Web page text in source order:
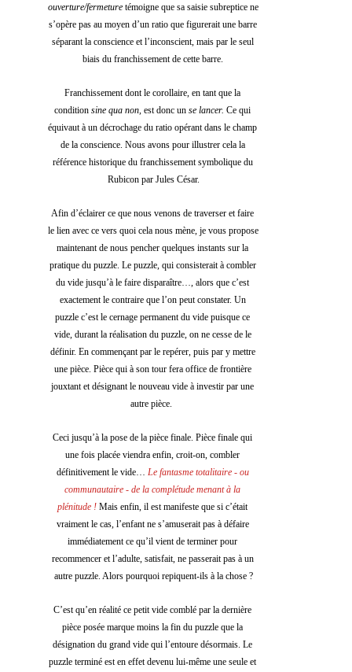
ouverture/fermeture témoigne que sa saisie subreptice ne
s’opère pas au moyen d’un ratio que figurerait une barre
séparant la conscience et l’inconscient, mais par le seul
biais du franchissement de cette barre.
Franchissement dont le corollaire, en tant que la
condition sine qua non, est donc un se lancer. Ce qui
équivaut à un décrochage du ratio opérant dans le champ
de la conscience. Nous avons pour illustrer cela la
référence historique du franchissement symbolique du
Rubicon par Jules César.
Afin d’éclairer ce que nous venons de traverser et faire
le lien avec ce vers quoi cela nous mène, je vous propose
maintenant de nous pencher quelques instants sur la
pratique du puzzle. Le puzzle, qui consisterait à combler
du vide jusqu’à le faire disparaître…, alors que c’est
exactement le contraire que l’on peut constater. Un
puzzle c’est le cernage permanent du vide puisque ce
vide, durant la réalisation du puzzle, on ne cesse de le
définir. En commençant par le repérer, puis par y mettre
une pièce. Pièce qui à son tour fera office de frontière
jouxtant et désignant le nouveau vide à investir par une
autre pièce.
Ceci jusqu’à la pose de la pièce finale. Pièce finale qui
une fois placée viendra enfin, croit-on, combler
définitivement le vide… Le fantasme totalitaire - ou
communautaire - de la complétude menant à la
plénitude ! Mais enfin, il est manifeste que si c’était
vraiment le cas, l’enfant ne s’amuserait pas à défaire
immédiatement ce qu’il vient de terminer pour
recommencer et l’adulte, satisfait, ne passerait pas à un
autre puzzle. Alors pourquoi repiquent-ils à la chose ?
C’est qu’en réalité ce petit vide comblé par la dernière
pièce posée marque moins la fin du puzzle que la
désignation du grand vide qui l’entoure désormais. Le
puzzle terminé est en effet devenu lui-même une seule et